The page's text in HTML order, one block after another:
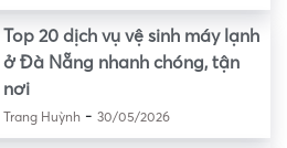
Top 20 dịch vụ vệ sinh máy lạnh
ở Đà Nẵng nhanh chóng, tận
nơi
Trang Huỳnh- 30/05/2026